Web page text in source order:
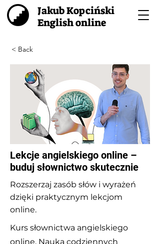
Jakub Kopciński
English online
< Back
Lekcje angielskiego online –
buduj słownictwo skutecznie
Rozszerzaj zasób słów i wyrażeń
dzięki praktycznym lekcjom
online.
Kurs słownictwa angielskiego
online. Nauka codziennych